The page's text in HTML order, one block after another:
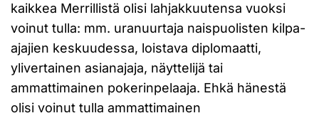
kaikkea Merrillistä olisi lahjakkuutensa vuoksi
voinut tulla: mm. uranuurtaja naispuolisten kilpa-
ajajien keskuudessa, loistava diplomaatti,
ylivertainen asianajaja, näyttelijä tai
ammattimainen pokerinpelaaja. Ehkä hänestä
olisi voinut tulla ammattimainen